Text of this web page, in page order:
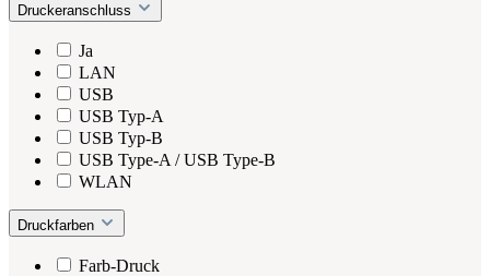
Druckeranschluss
Ja
LAN
USB
USB Typ-A
USB Typ-B
USB Type-A / USB Type-B
WLAN
Druckfarben
Farb-Druck